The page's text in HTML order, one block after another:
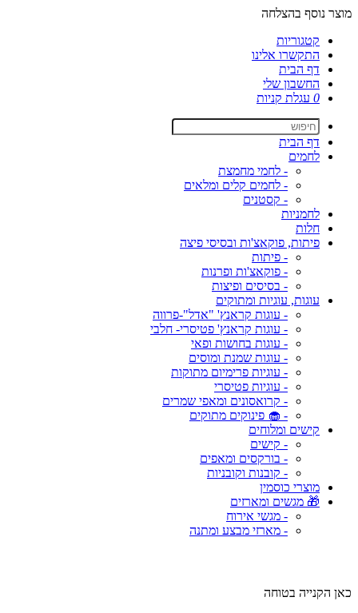
מוצר נוסף בהצלחה
קטגוריות
התקשרו אלינו
דף הבית
החשבון שלי
0 עגלת קניות
דף הבית
לחמים
- לחמי מחמצת
- לחמים קלים ומלאים
- קסטנים
לחמניות
חלות
פיתות, פוקאצ'ות ובסיסי פיצה
- פיתות
- פוקאצ'ות ופרנות
- בסיסים ופיצות
עוגות, עוגיות ומתוקים
- עוגות קראנץ' "אדל"-פרווה
- עוגות קראנץ' פטיסרי- חלבי
- עוגות בחושות ופאי
- עוגות שמנת ומוסים
- עוגיות פרימיום מתוקות
- עוגיות פטיסרי
- קרואסונים ומאפי שמרים
- 🧁 פינוקים מתוקים
קישים ומלוחים
- קישים
- בורקסים ומאפים
- קובנות וקובניות
מוצרי כוסמין
🎁 מגשים ומארזים
- מגשי אירוח
- מארזי מבצע ומתנה
כאן הקנייה בטוחה